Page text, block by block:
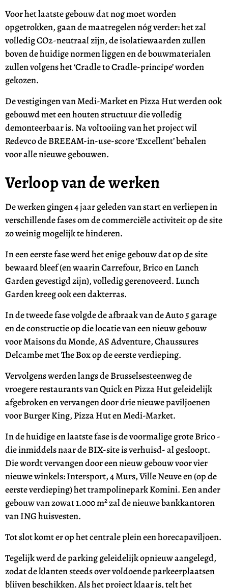
Voor het laatste gebouw dat nog moet worden
opgetrokken, gaan de maatregelen nóg verder: het zal
volledig CO2-neutraal zijn, de isolatiewaarden zullen
boven de huidige normen liggen en de bouwmaterialen
zullen volgens het ‘Cradle to Cradle-principe’ worden
gekozen.
De vestigingen van Medi-Market en Pizza Hut werden ook
gebouwd met een houten structuur die volledig
demonteerbaar is. Na voltooiing van het project wil
Redevco de BREEAM-in-use-score ‘Excellent’ behalen
voor alle nieuwe gebouwen.
Verloop van de werken
De werken gingen 4 jaar geleden van start en verliepen in
verschillende fases om de commerciële activiteit op de site
zo weinig mogelijk te hinderen.
In een eerste fase werd het enige gebouw dat op de site
bewaard bleef (en waarin Carrefour, Brico en Lunch
Garden gevestigd zijn), volledig gerenoveerd. Lunch
Garden kreeg ook een dakterras.
In de tweede fase volgde de afbraak van de Auto 5 garage
en de constructie op die locatie van een nieuw gebouw
voor Maisons du Monde, AS Adventure, Chaussures
Delcambe met The Box op de eerste verdieping.
Vervolgens werden langs de Brusselsesteenweg de
vroegere restaurants van Quick en Pizza Hut geleidelijk
afgebroken en vervangen door drie nieuwe paviljoenen
voor Burger King, Pizza Hut en Medi-Market.
In de huidige en laatste fase is de voormalige grote Brico -
die inmiddels naar de BIX-site is verhuisd- al gesloopt.
Die wordt vervangen door een nieuw gebouw voor vier
nieuwe winkels: Intersport, 4 Murs, Ville Neuve en (op de
eerste verdieping) het trampolinepark Komini. Een ander
gebouw van zowat 1.000 m² zal de nieuwe bankkantoren
van ING huisvesten.
Tot slot komt er op het centrale plein een horecapaviljoen.
Tegelijk werd de parking geleidelijk opnieuw aangelegd,
zodat de klanten steeds over voldoende parkeerplaatsen
blijven beschikken. Als het project klaar is, telt het